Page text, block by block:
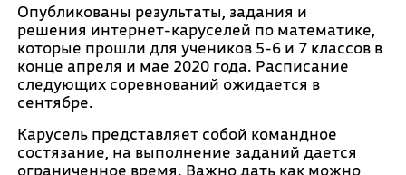
Опубликованы результаты, задания и
решения интернет-каруселей по математике,
которые прошли для учеников 5-6 и 7 классов в
конце апреля и мае 2020 года. Расписание
следующих соревнований ожидается в
сентябре.
Карусель представляет собой командное
состязание, на выполнение заданий дается
ограниченное время. Важно дать как можно